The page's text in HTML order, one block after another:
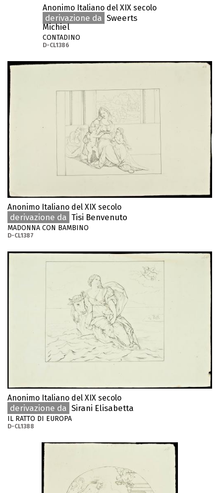
Anonimo Italiano del XIX secolo
derivazione da Sweerts
Michiel
CONTADINO
D-CL1386
Anonimo Italiano del XIX secolo
derivazione da Tisi Benvenuto
MADONNA CON BAMBINO
D-CL1387
Anonimo Italiano del XIX secolo
derivazione da Sirani Elisabetta
IL RATTO DI EUROPA
D-CL1388